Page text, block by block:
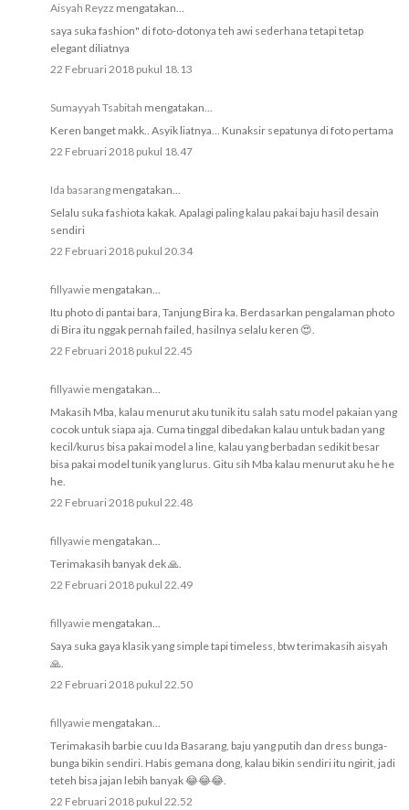
Aisyah Reyzz mengatakan...
saya suka fashion" di foto-dotonya teh awi sederhana tetapi tetap
elegant diliatnya
22 Februari 2018 pukul 18.13
Sumayyah Tsabitah mengatakan...
Keren banget makk.. Asyik liatnya... Kunaksir sepatunya di foto pertama
22 Februari 2018 pukul 18.47
Ida basarang mengatakan...
Selalu suka fashiota kakak. Apalagi paling kalau pakai baju hasil desain
sendiri
22 Februari 2018 pukul 20.34
fillyawie mengatakan...
Itu photo di pantai bara, Tanjung Bira ka. Berdasarkan pengalaman photo
di Bira itu nggak pernah failed, hasilnya selalu keren 😍.
22 Februari 2018 pukul 22.45
fillyawie mengatakan...
Makasih Mba, kalau menurut aku tunik itu salah satu model pakaian yang
cocok untuk siapa aja. Cuma tinggal dibedakan kalau untuk badan yang
kecil/kurus bisa pakai model a line, kalau yang berbadan sedikit besar
bisa pakai model tunik yang lurus. Gitu sih Mba kalau menurut aku he he
he.
22 Februari 2018 pukul 22.48
fillyawie mengatakan...
Terimakasih banyak dek 🙏.
22 Februari 2018 pukul 22.49
fillyawie mengatakan...
Saya suka gaya klasik yang simple tapi timeless, btw terimakasih aisyah
🙏.
22 Februari 2018 pukul 22.50
fillyawie mengatakan...
Terimakasih barbie cuu Ida Basarang, baju yang putih dan dress bunga-
bunga bikin sendiri. Habis gemana dong, kalau bikin sendiri itu ngirit, jadi
teteh bisa jajan lebih banyak 😂😂😂.
22 Februari 2018 pukul 22.52